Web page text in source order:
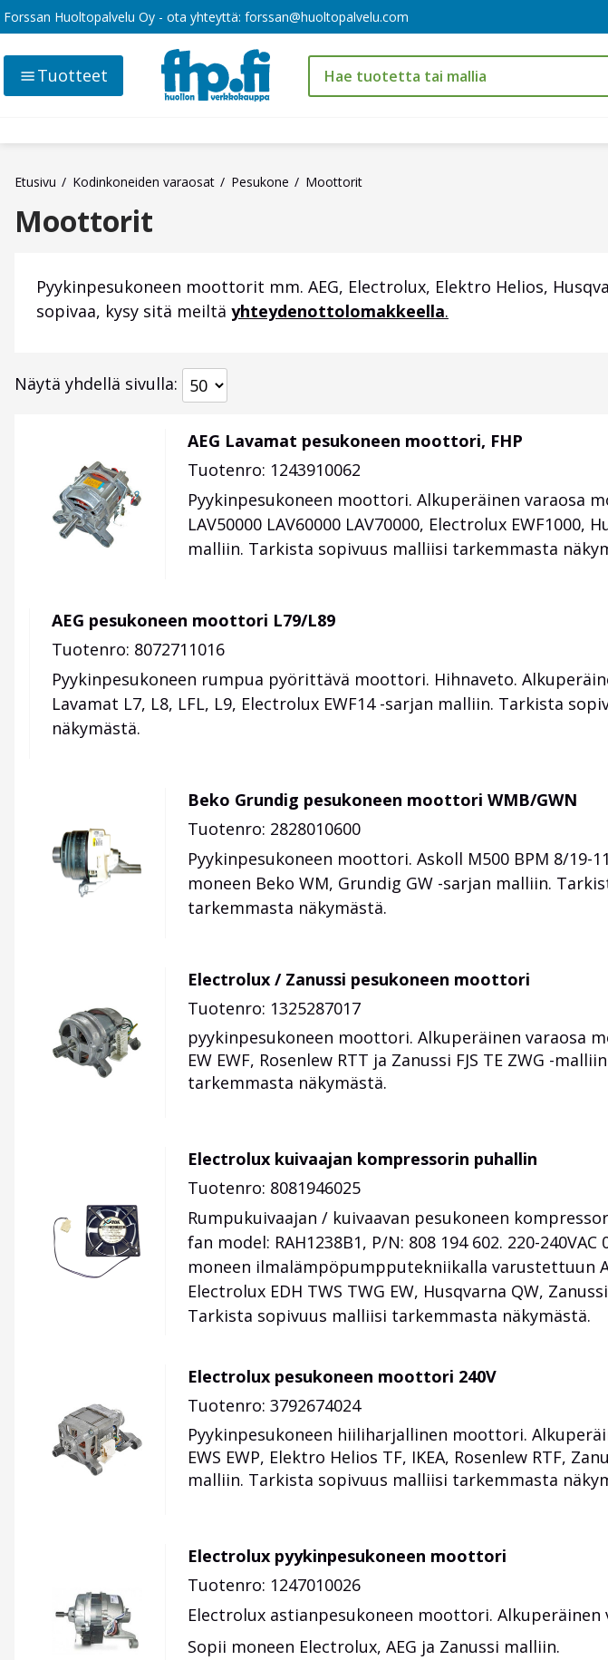
Forssan Huoltopalvelu Oy - ota yhteyttä: forssan@huoltopalvelu.com
Tuotteet
Etusivu Kodinkoneiden varaosat Pesukone Moottorit
Moottorit
Pyykinpesukoneen moottorit mm. AEG, Electrolux, Elektro Helios,
sopivaa, kysy sitä meiltä yhteydenottolomakkeella.
Näytä yhdellä sivulla
AEG Lavamat pesukoneen moottori, FHP
Tuotenro: 1243910062
Pyykinpesukoneen moottori. Alkuperäinen varaosa
LAV50000 LAV60000 LAV70000, Electrolux EWF1000,
malliin. Tarkista sopivuus malliisi tarkemmasta
AEG pesukoneen moottori L79/L89
Tuotenro: 8072711016
Pyykinpesukoneen rumpua pyörittävä moottori. Hihnaveto.
Lavamat L7, L8, LFL, L9, Electrolux EWF14 -sarjan malliin. Tarkista
näkymästä.
Beko Grundig pesukoneen moottori WMB/GWN
Tuotenro: 2828010600
Pyykinpesukoneen moottori. Askoll M500 BPM 8/19-
moneen Beko WM, Grundig GW -sarjan malliin.
tarkemmasta näkymästä.
Electrolux / Zanussi pesukoneen moottori
Tuotenro: 1325287017
pyykinpesukoneen moottori. Alkuperäinen varaosa
EW EWF, Rosenlew RTT ja Zanussi FJS TE ZWG -
tarkemmasta näkymästä.
Electrolux kuivaajan kompressorin puhallin
Tuotenro: 8081946025
Rumpukuivaajan / kuivaavan pesukoneen
fan model: RAH1238B1, P/N: 808 194 602. 220-
moneen ilmalämpöpumpputekniikalla varustettuun
Electrolux EDH TWS TWG EW, Husqvarna QW,
Tarkista sopivuus malliisi tarkemmasta näkymästä.
Electrolux pesukoneen moottori 240V
Tuotenro: 3792674024
Pyykinpesukoneen hiiliharjallinen moottori.
EWS EWP, Elektro Helios TF, IKEA, Rosenlew RTF,
malliin. Tarkista sopivuus malliisi tarkemmasta
Electrolux pyykinpesukoneen moottori
Tuotenro: 1247010026
Electrolux astianpesukoneen moottori. Alkuperäinen
Sopii moneen Electrolux, AEG ja Zanussi malliin.